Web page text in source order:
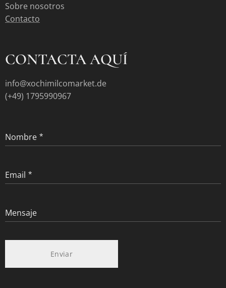
Sobre nosotros
Contacto
CONTACTA AQUÍ
info@xochimilcomarket.de
(+49) 1795990967
Nombre
Email
Mensaje
Enviar